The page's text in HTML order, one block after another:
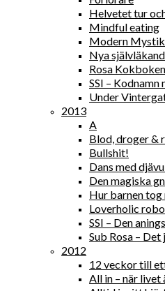
Helvetet tur
Mindful eating
Modern Mystik
Nya
Rosa Kokboken
SSI – Kodnamn
Under
2013
A
Blod, droger &
Bullshit!
Dans med
Den magiska
Hur barnen tog
Loverholic
SSI – Den
Sub Rosa –
2012
12 veckor till
All in – när